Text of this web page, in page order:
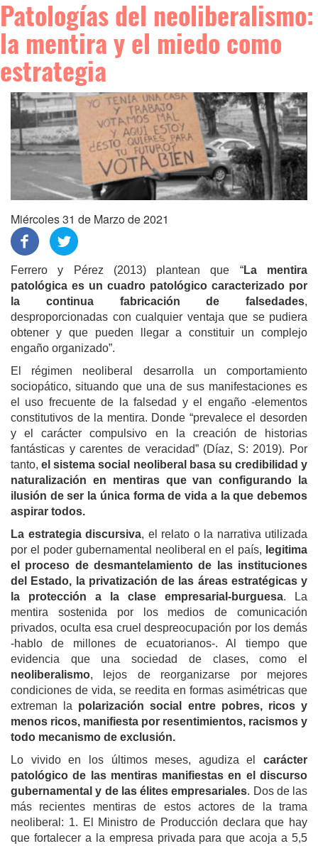
Patologías del neoliberalismo:
la mentira y el miedo como
estrategia
Miércoles 31 de Marzo de 2021
Ferrero y Pérez (2013) plantean que “La mentira
patológica es un cuadro patológico caracterizado por
la continua fabricación de falsedades,
desproporcionadas con cualquier ventaja que se pudiera
obtener y que pueden llegar a constituir un complejo
engaño organizado”.
El régimen neoliberal desarrolla un comportamiento
sociopático, situando que una de sus manifestaciones es
el uso frecuente de la falsedad y el engaño -elementos
constitutivos de la mentira. Donde “prevalece el desorden
y el carácter compulsivo en la creación de historias
fantásticas y carentes de veracidad” (Díaz, S: 2019). Por
tanto,el sistema social neoliberal basa su credibilidad y
naturalización en mentiras que van configurando la
ilusión de ser la única forma de vida a la que debemos
aspirar todos.
La estrategia discursiva, el relato o la narrativa utilizada
por el poder gubernamental neoliberal en el país, legitima
el proceso de desmantelamiento de las instituciones
del Estado, la privatización de las áreas estratégicas y
la protección a la clase empresarial-burguesa. La
mentira sostenida por los medios de comunicación
privados, oculta esa cruel despreocupación por los demás
-hablo de millones de ecuatorianos-. Al tiempo que
evidencia que una sociedad de clases, como el
neoliberalismo, lejos de reorganizarse por mejores
condiciones de vida, se reedita en formas asimétricas que
extreman la polarización social entre pobres, ricos y
menos ricos, manifiesta por resentimientos, racismos y
todo mecanismo de exclusión.
Lo vivido en los últimos meses, agudiza el carácter
patológico de las mentiras manifiestas en el discurso
gubernamental y de las élites empresariales. Dos de las
más recientes mentiras de estos actores de la trama
neoliberal: 1. El Ministro de Producción declara que hay
que fortalecer a la empresa privada para que acoja a 5,5